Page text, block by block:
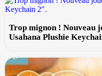
Trop mignon ! Nouveau
Usahana Plushie